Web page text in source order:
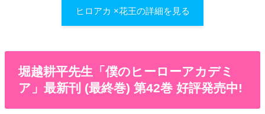
ヒロアカ ×花王の詳細を見る
堀越耕平先生「僕のヒーローアカデミ
ア」最新刊 (最終巻) 第42巻 好評発売中!